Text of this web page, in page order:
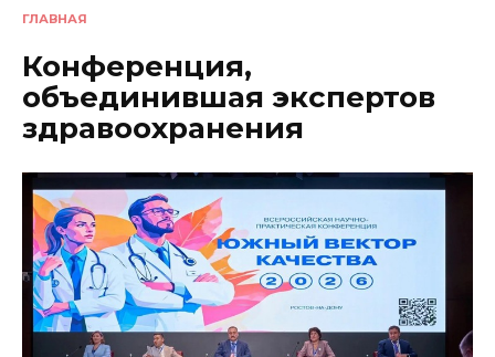
ГЛАВНАЯ
Конференция,
объединившая экспертов
здравоохранения